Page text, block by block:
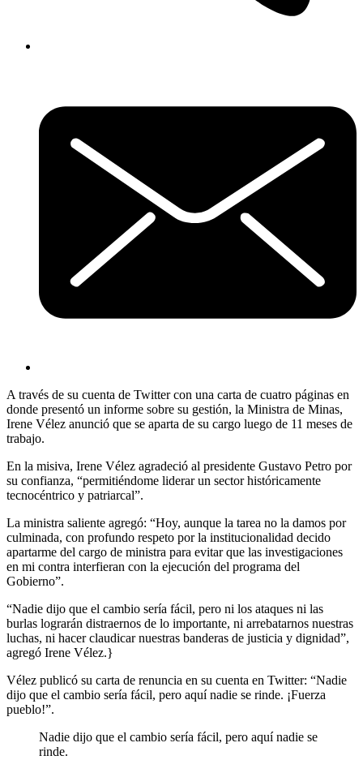
A través de su cuenta de Twitter con una carta de cuatro páginas en
donde presentó un informe sobre su gestión, la Ministra de Minas,
Irene Vélez anunció que se aparta de su cargo luego de 11 meses de
trabajo.
En la misiva, Irene Vélez agradeció al presidente Gustavo Petro por
su confianza, “permitiéndome liderar un sector históricamente
tecnocéntrico y patriarcal”.
La ministra saliente agregó: “Hoy, aunque la tarea no la damos por
culminada, con profundo respeto por la institucionalidad decido
apartarme del cargo de ministra para evitar que las investigaciones
en mi contra interfieran con la ejecución del programa del
Gobierno”.
“Nadie dijo que el cambio sería fácil, pero ni los ataques ni las
burlas lograrán distraernos de lo importante, ni arrebatarnos nuestras
luchas, ni hacer claudicar nuestras banderas de justicia y dignidad”,
agregó Irene Vélez.}
Vélez publicó su carta de renuncia en su cuenta en Twitter: “Nadie
dijo que el cambio sería fácil, pero aquí nadie se rinde. ¡Fuerza
pueblo!”.
Nadie dijo que el cambio sería fácil, pero aquí nadie se
rinde.